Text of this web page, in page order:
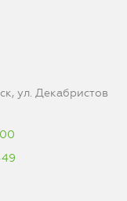
ул. Декабристов